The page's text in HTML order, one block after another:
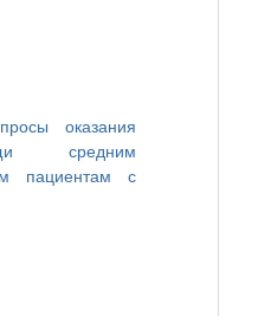
оказания
средним
пациентам с